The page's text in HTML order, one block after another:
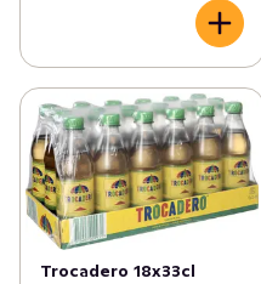
Trocadero 18x33cl